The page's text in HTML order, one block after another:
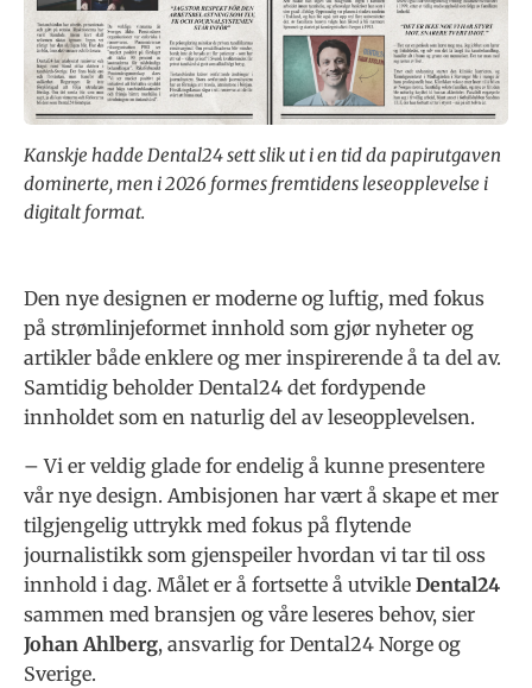
Kanskje hadde Dental24 sett slik ut i en tid da papirutgaven
dominerte, men i 2026 formes fremtidens leseopplevelse i
digitalt format.
Den nye designen er moderne og luftig, med fokus
på strømlinjeformet innhold som gjør nyheter og
artikler både enklere og mer inspirerende å ta del av.
Samtidig beholder Dental24 det fordypende
innholdet som en naturlig del av leseopplevelsen.
– Vi er veldig glade for endelig å kunne presentere
vår nye design. Ambisjonen har vært å skape et mer
tilgjengelig uttrykk med fokus på flytende
journalistikk som gjenspeiler hvordan vi tar til oss
innhold i dag. Målet er å fortsette å utvikle Dental24
sammen med bransjen og våre leseres behov, sier
Johan Ahlberg, ansvarlig for Dental24 Norge og
Sverige.